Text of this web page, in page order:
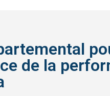
de la